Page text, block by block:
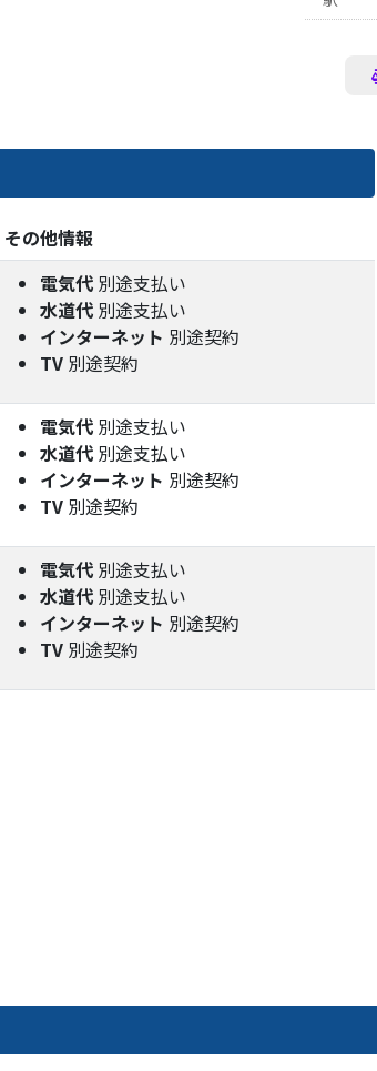
その他情報
電気代 別途支払い
水道代 別途支払い
インターネット 別途契約
TV 別途契約
電気代 別途支払い
水道代 別途支払い
インターネット 別途契約
TV 別途契約
電気代 別途支払い
水道代 別途支払い
インターネット 別途契約
TV 別途契約